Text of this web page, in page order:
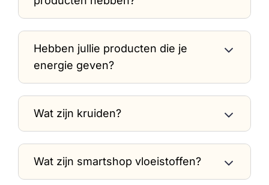
Hebben jullie producten die je
energie geven?
Wat zijn kruiden?
Wat zijn smartshop vloeistoffen?